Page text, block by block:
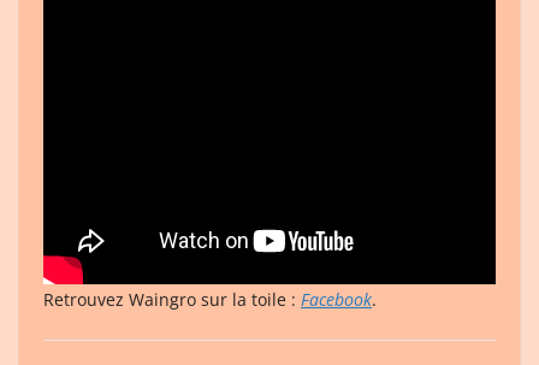
Retrouvez Waingro sur la toile : Facebook.